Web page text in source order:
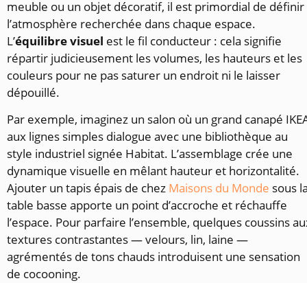
meuble ou un objet décoratif, il est primordial de définir
l’atmosphère recherchée dans chaque espace.
L’équilibre visuel est le fil conducteur : cela signifie
répartir judicieusement les volumes, les hauteurs et les
couleurs pour ne pas saturer un endroit ni le laisser
dépouillé.
Par exemple, imaginez un salon où un grand canapé
aux lignes simples dialogue avec une bibliothèque au
style industriel signée Habitat. L’assemblage crée une
dynamique visuelle en mêlant hauteur et horizontalité.
Ajouter un tapis épais de chez Maisons du Monde sous
table basse apporte un point d’accroche et réchauffe
l’espace. Pour parfaire l’ensemble, quelques coussins
textures contrastantes — velours, lin, laine —
agrémentés de tons chauds introduisent une sensation
de cocooning.